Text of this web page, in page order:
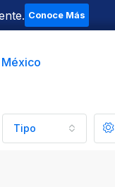
Conoce Más
Tipo